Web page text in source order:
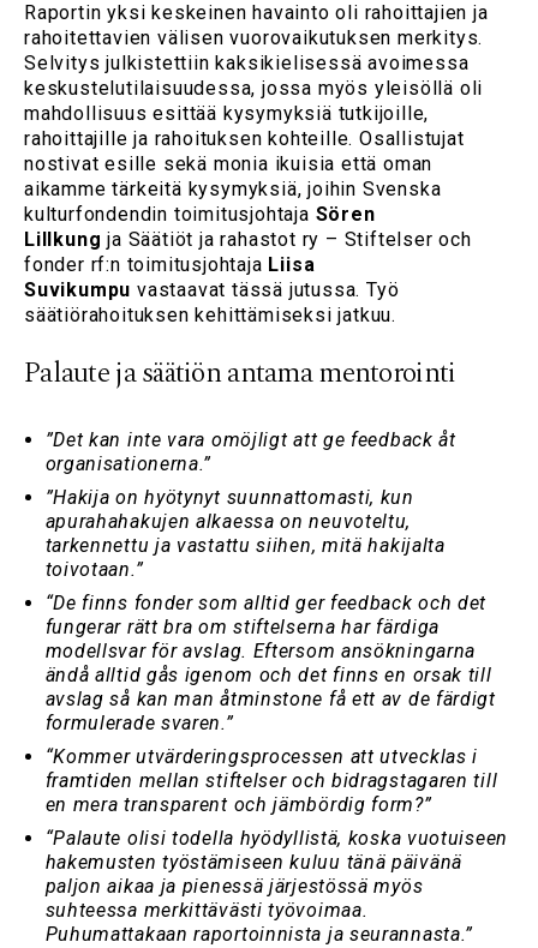
Raportin yksi keskeinen havainto oli rahoittajien ja
rahoitettavien välisen vuorovaikutuksen merkitys.
Selvitys julkistettiin kaksikielisessä avoimessa
keskustelutilaisuudessa, jossa myös yleisöllä oli
mahdollisuus esittää kysymyksiä tutkijoille,
rahoittajille ja rahoituksen kohteille. Osallistujat
nostivat esille sekä monia ikuisia että oman
aikamme tärkeitä kysymyksiä, joihin Svenska
kulturfondendin toimitusjohtaja Sören
Lillkung ja Säätiöt ja rahastot ry – Stiftelser och
fonder rf:n toimitusjohtaja Liisa
Suvikumpu vastaavat tässä jutussa. Työ
säätiörahoituksen kehittämiseksi jatkuu.
Palaute ja säätiön antama mentorointi
”Det kan inte vara omöjligt att ge feedback åt
organisationerna.”
”Hakija on hyötynyt suunnattomasti, kun
apurahahakujen alkaessa on neuvoteltu,
tarkennettu ja vastattu siihen, mitä hakijalta
toivotaan.”
“De finns fonder som alltid ger feedback och det
fungerar rätt bra om stiftelserna har färdiga
modellsvar för avslag. Eftersom ansökningarna
ändå alltid gås igenom och det finns en orsak till
avslag så kan man åtminstone få ett av de färdigt
formulerade svaren.”
“Kommer utvärderingsprocessen att utvecklas i
framtiden mellan stiftelser och bidragstagaren till
en mera transparent och jämbördig form?”
“Palaute olisi todella hyödyllistä, koska vuotuiseen
hakemusten työstämiseen kuluu tänä päivänä
paljon aikaa ja pienessä järjestössä myös
suhteessa merkittävästi työvoimaa.
Puhumattakaan raportoinnista ja seurannasta.”